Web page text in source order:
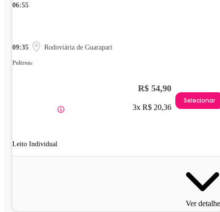
06:55
09:35 Rodoviária de Guarapari
Poltrona
Leito Individual
R$ 54,90
3x R$ 20,36
Selecionar
Ver